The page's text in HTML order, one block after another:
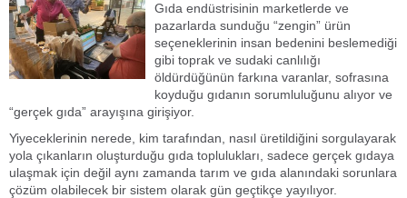
Gıda endüstrisinin marketlerde ve
pazarlarda sunduğu “zengin” ürün
seçeneklerinin insan bedenini beslemediği
gibi toprak ve sudaki canlılığı
öldürdüğünün farkına varanlar, sofrasına
koyduğu gıdanın sorumluluğunu alıyor ve
“gerçek gıda” arayışına girişiyor.
Yiyeceklerinin nerede, kim tarafından, nasıl üretildiğini sorgulayarak
yola çıkanların oluşturduğu gıda toplulukları, sadece gerçek gıdaya
ulaşmak için değil aynı zamanda tarım ve gıda alanındaki sorunlara
çözüm olabilecek bir sistem olarak gün geçtikçe yayılıyor.